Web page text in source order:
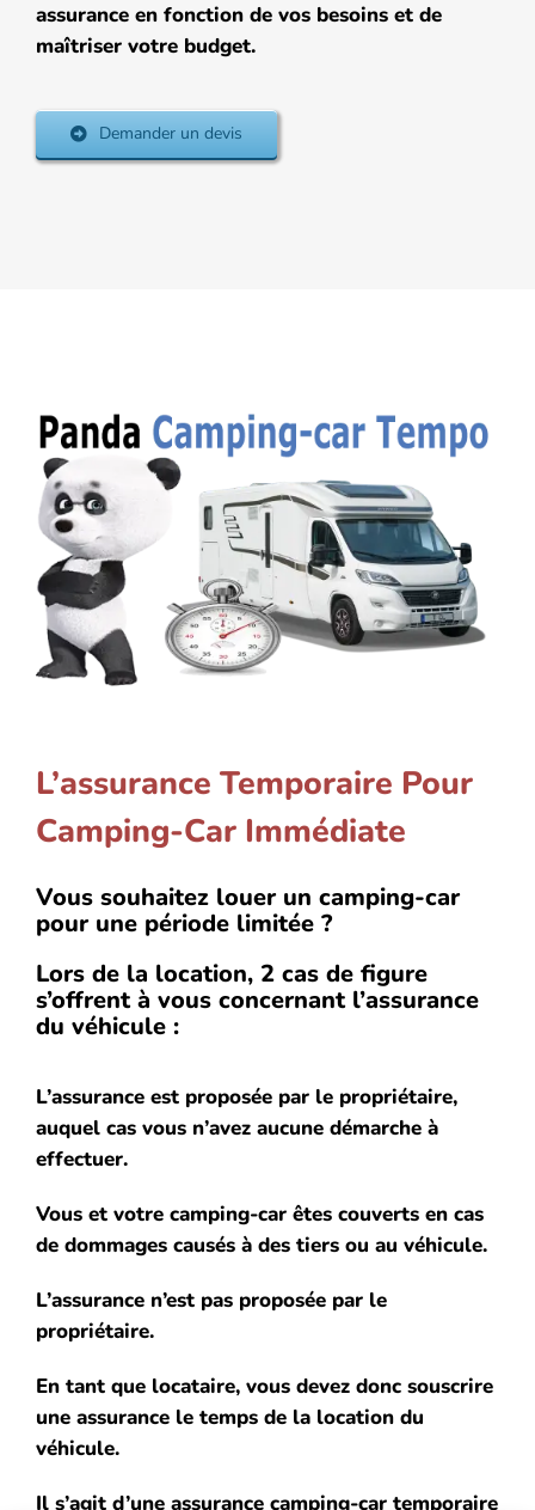
assurance en fonction de vos besoins et de
maîtriser votre budget.
Demander un devis
L’assurance Temporaire Pour
Camping-Car Immédiate
Vous souhaitez louer un camping-car
pour une période limitée ?
Lors de la location, 2 cas de figure
s’offrent à vous concernant l’assurance
du véhicule :
L’assurance est proposée par le propriétaire,
auquel cas vous n’avez aucune démarche à
effectuer.
Vous et votre camping-car êtes couverts en cas
de dommages causés à des tiers ou au véhicule.
L’assurance n’est pas proposée par le
propriétaire.
En tant que locataire, vous devez donc souscrire
une assurance le temps de la location du
véhicule.
Il s’agit d’une assurance camping-car temporaire